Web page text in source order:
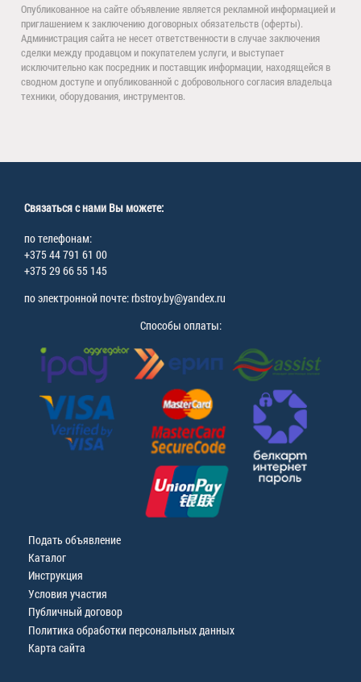
Опубликованное на сайте объявление является рекламной информацией и
приглашением к заключению договорных обязательств (оферты).
Администрация сайта не несет ответственности в случае заключения
сделки между продавцом и покупателем услуги, и выступает
исключительно как посредник и поставщик информации, находящейся в
сводном доступе и опубликованной с добровольного согласия владельца
техники, оборудования, инструментов.
Связаться с нами Вы можете:
по телефонам:
+375 44 791 61 00
+375 29 66 55 145
по электронной почте: rbstroy.by@yandex.ru
Способы оплаты:
Подать объявление
Каталог
Инструкция
Условия участия
Публичный договор
Политика обработки персональных данных
Карта сайта